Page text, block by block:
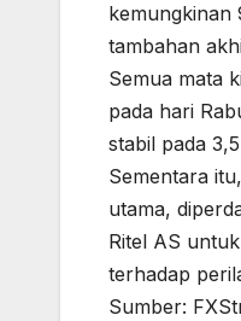
tambahan
Semua mata
pada hari
stabil pada
Sementara
utama,
Ritel AS
terhadap
Sumber: